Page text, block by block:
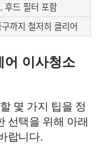
후드 필터 포함
까지 철저히 클리어
어 이사청소
몇 가지 팁을 정
선택을 위해 아래
랍니다.